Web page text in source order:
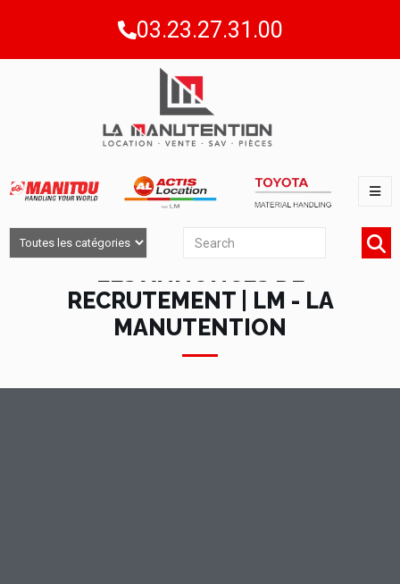
03.23.27.31.00
LES ANNONCES DE
RECRUTEMENT | LM - LA
MANUTENTION